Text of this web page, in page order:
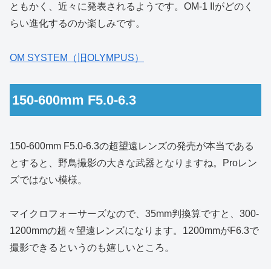
ともかく、近々に発表されるようです。OM-1 IIがどのく
らい進化するのか楽しみです。
OM SYSTEM（旧OLYMPUS）
150-600mm F5.0-6.3
150-600mm F5.0-6.3の超望遠レンズの発売が本当である
とすると、野鳥撮影の大きな武器となりますね。Proレン
ズではない模様。
マイクロフォーサーズなので、35mm判換算ですと、300-
1200mmの超々望遠レンズになります。1200mmがF6.3で
撮影できるというのも嬉しいところ。